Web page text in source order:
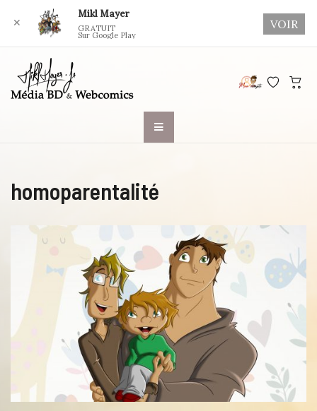
homoparentalité
✕
Mikl Mayer
GRATUIT
Sur Google Play
VOIR